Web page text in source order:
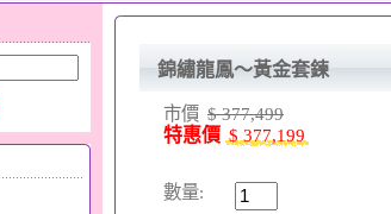
錦繡龍鳳～黃金套鍊
市價 $ 377,499
特惠價 $ 377,199
數量: